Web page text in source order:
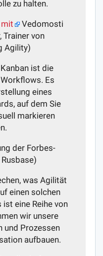
zu halten.
Vedomosti
Trainer von
Agility)
ist die
Es
eines
auf dem Sie
markieren
der Forbes-
was Agilität
einen solchen
eine Reihe von
wir unsere
und Prozessen
aufbauen.